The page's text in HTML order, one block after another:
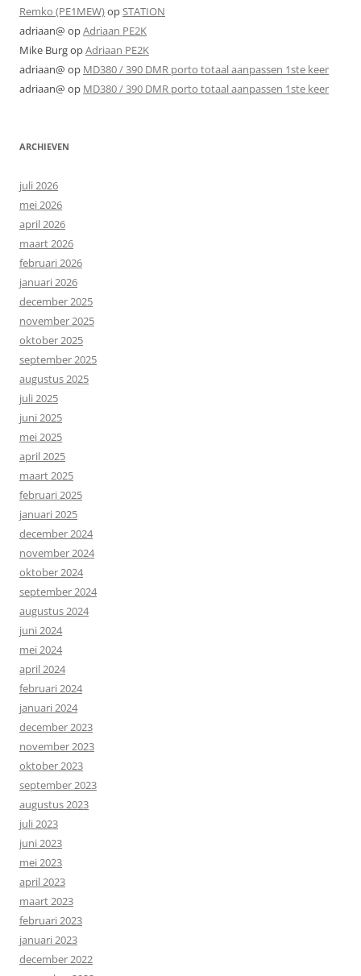
Remko (PE1MEW)opSTATION
adriaan@ opAdriaan PE2K
Mike BurgopAdriaan PE2K
adriaan@ op MD380 / 390 DMR porto totaal aanpassen 1ste keer
adriaan@ op MD380 / 390 DMR porto totaal aanpassen 1ste keer
ARCHIEVEN
juli 2026
mei 2026
april 2026
maart 2026
februari 2026
januari 2026
december 2025
november 2025
oktober 2025
september 2025
augustus 2025
juli 2025
juni 2025
mei 2025
april 2025
maart 2025
februari 2025
januari 2025
december 2024
november 2024
oktober 2024
september 2024
augustus 2024
juni 2024
mei 2024
april 2024
februari 2024
januari 2024
december 2023
november 2023
oktober 2023
september 2023
augustus 2023
juli 2023
juni 2023
mei 2023
april 2023
maart 2023
februari 2023
januari 2023
december 2022